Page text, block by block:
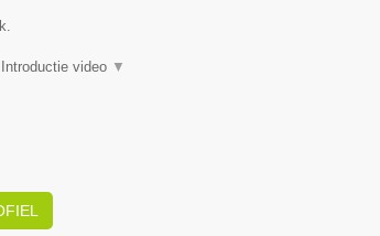
Introductie video ▼